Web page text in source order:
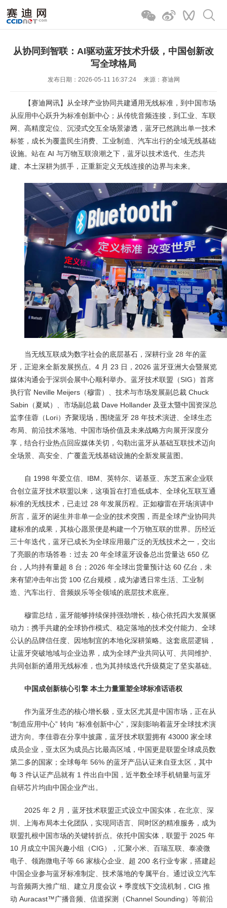
从协同到智联：AI驱动蓝牙技术升级，中国创新改
写全球格局
发布日期：2026-05-11 16:37:24 来源：赛迪网
【赛迪网讯】从全球产业协同共建通用无线标准，到中国市场
从应用中心跃升为标准创新中心；从传统音频连接，到工业、车联
网、高精度定位、沉浸式交互全场景渗透，蓝牙已然跳出单一技术
标签，成长为覆盖民生消费、工业制造、汽车出行的全域无线基础
设施。站在 AI 与万物互联浪潮之下，蓝牙以技术迭代、生态共
建、本土深耕为抓手，正重新定义无线连接的边界与未来。
当无线互联成为数字社会的底层基石，深耕行业 28 年的蓝
牙，正迎来全新发展拐点。4 月 23 日，2026 蓝牙亚洲大会暨展览
媒体沟通会于深圳会展中心顺利举办。蓝牙技术联盟（SIG）首席
执行官 Neville Meijers（穆雷）、技术与市场发展副总裁 Chuck
Sabin（夏斌）、市场副总裁 Dave Hollander 及亚太暨中国资深总
监李佳蓉（Lori）齐聚现场，围绕蓝牙 28 年技术演进、全球生态
布局、前沿技术落地、中国市场价值及未来战略方向展开深度分
享，结合行业热点回应媒体关切，勾勒出蓝牙从基础互联技术迈向
全场景、高安全、广覆盖无线基础设施的全新发展蓝图。
自 1998 年爱立信、IBM、英特尔、诺基亚、东芝五家企业联
合创立蓝牙技术联盟以来，这项旨在打造低成本、全球化互联互通
标准的无线技术，已走过 28 年发展历程。正如穆雷在开场演讲中
所言，蓝牙的诞生并非单一企业的技术突围，而是全球产业协同共
建标准的成果，其核心愿景便是构建一个万物互联的世界。历经近
三十年迭代，蓝牙已成长为全球应用最广泛的无线技术之一，交出
了亮眼的市场答卷：过去 20 年全球蓝牙设备总出货量达 650 亿
台，人均持有量超 8 台；2026 年全球出货量预计达 60 亿台，未
来有望冲击年出货 100 亿台规模，成为渗透日常生活、工业制
造、汽车出行、音频娱乐等全领域的底层技术底座。
穆雷总结，蓝牙能够持续保持强劲增长，核心依托四大发展驱
动力：携手共建的全球协作模式、稳定落地的技术交付能力、全球
公认的品牌信任度、因地制宜的本地化深耕策略。这套底层逻辑，
让蓝牙突破地域与企业边界，成为全球产业共同认可、共同维护、
共同创新的通用无线标准，也为其持续迭代升级奠定了坚实基础。
中国成创新核心引擎 本土力量重塑全球标准话语权
作为蓝牙生态的核心增长极，亚太区尤其是中国市场，正在从
“制造应用中心” 转向 “标准创新中心”，深刻影响着蓝牙全球技术演
进方向。李佳蓉在分享中披露，蓝牙技术联盟拥有 43000 家全球
成员企业，亚太区为成员占比最高区域，中国更是联盟全球成员数
第二多的国家；全球每年 56% 的蓝牙产品认证来自亚太区，其中
每 3 件认证产品就有 1 件出自中国，近半数全球手机销量与蓝牙
自研芯片均由中国企业产出。
2025 年 2 月，蓝牙技术联盟正式设立中国实体，在北京、深
圳、上海布局本土化团队，实现同语言、同时区的精准服务，成为
联盟扎根中国市场的关键转折点。依托中国实体，联盟于 2025 年
10 月成立中国兴趣小组（CIG），汇聚小米、百瑞互联、泰凌微
电子、领跑微电子等 66 家核心企业、超 200 名行业专家，搭建起
中国企业参与蓝牙标准制定、技术落地的专属平台。通过设立汽车
与音频两大推广组、建立月度会议 + 季度线下交流机制，CIG 推
动 Auracast™广播音频、信道探测（Channel Sounding）等前沿